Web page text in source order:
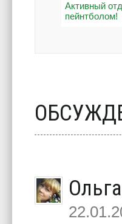
Активный
пейнтболом!
Ольга